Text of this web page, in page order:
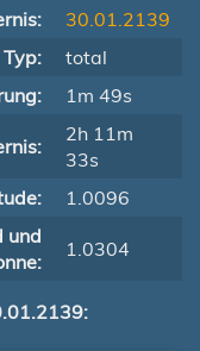
30.01.2139
Typ:
total
1m 49s
2h 11m
33s
1.0096
und
1.0304